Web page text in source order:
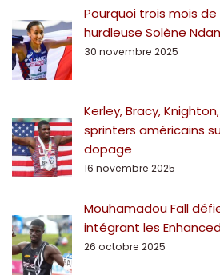
Pourquoi trois mois
hurdleuse Solène
30 novembre 2025
Kerley, Bracy,
sprinters américains
dopage
16 novembre 2025
Mouhamadou Fall
intégrant les
26 octobre 2025